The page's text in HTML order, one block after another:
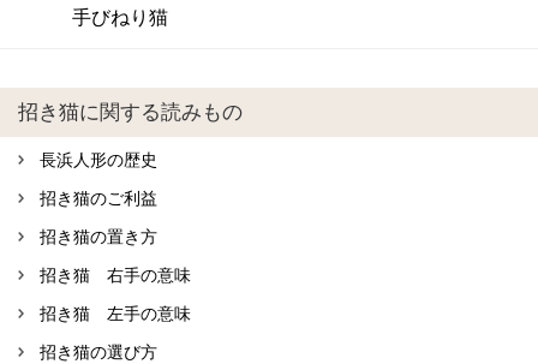
手びねり猫
招き猫に関する読みもの
長浜人形の歴史
招き猫のご利益
招き猫の置き方
招き猫 右手の意味
招き猫 左手の意味
招き猫の選び方